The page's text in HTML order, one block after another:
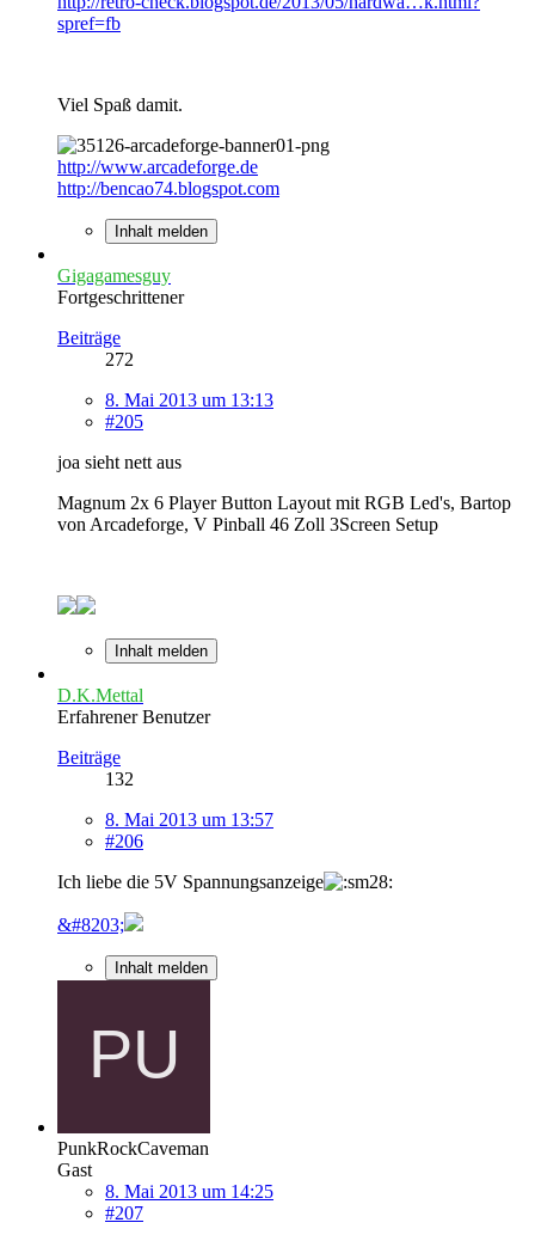
spref=fb
Viel Spaß damit.
http://www.arcadeforge.de
http://bencao74.blogspot.com
Inhalt melden
Gigagamesguy
Fortgeschrittener
Beiträge
272
8. Mai 2013 um 13:13
#205
joa sieht nett aus
Magnum 2x 6 Player Button Layout mit RGB Led's, Bartop
von Arcadeforge, V Pinball 46 Zoll 3Screen Setup
Inhalt melden
D.K.Mettal
Erfahrener Benutzer
Beiträge
132
8. Mai 2013 um 13:57
#206
Ich liebe die 5V Spannungsanzeige
&#8203;
Inhalt melden
PunkRockCaveman
Gast
8. Mai 2013 um 14:25
#207